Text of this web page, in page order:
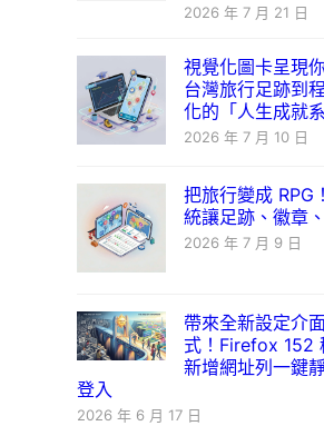
2026 年 7 月 21 日
視覺化圖卡呈現
台灣旅行足跡到
化的「人生成就
2026 年 7 月 10 日
把旅行變成 RPG
統讓足跡、徽章
2026 年 7 月 9 日
帶來全新設定介
式！Firefox 152
新增網址列一鍵
登入
2026 年 6 月 17 日